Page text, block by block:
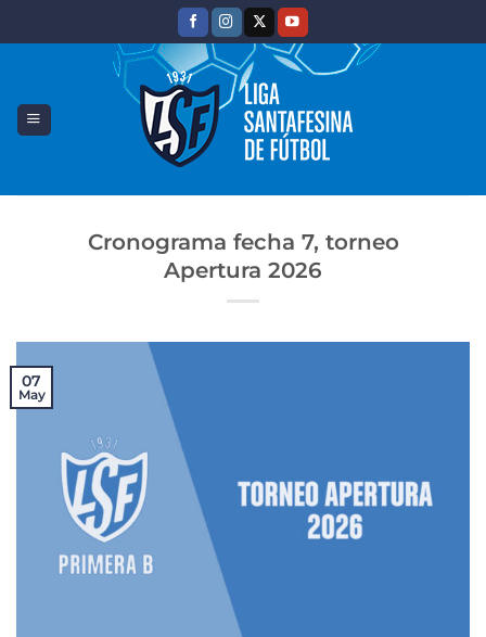
Cronograma fecha 7, torneo
Apertura 2026
07
May